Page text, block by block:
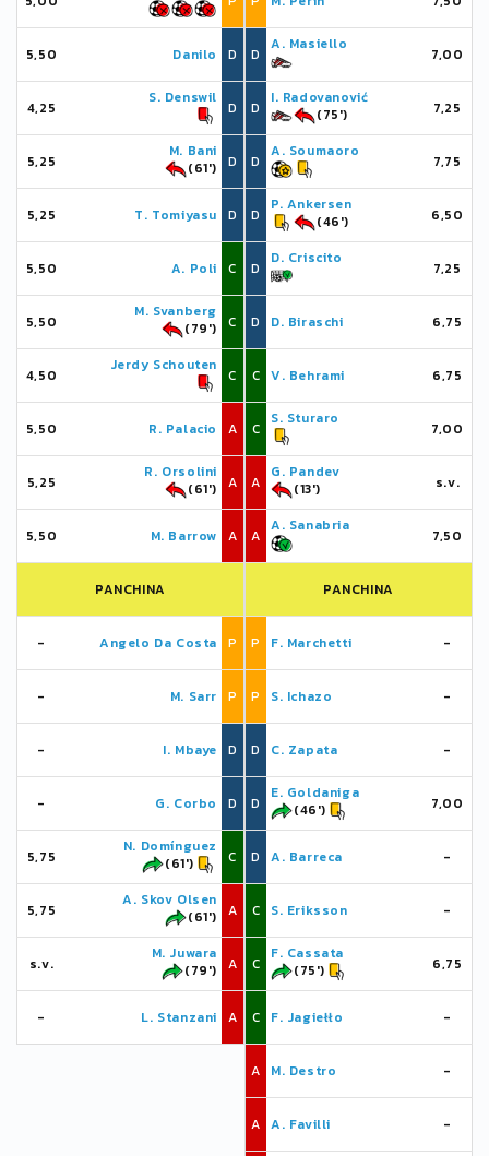
5,50 Danilo D
4,25
S. Denswil
D
5,25
M. Bani
(61')
D
5,25 T. Tomiyasu D
5,50 A. Poli C
5,50
M. Svanberg
(79')
C
4,50
Jerdy Schouten
C
5,50 R. Palacio A
5,25
R. Orsolini
(61')
A
5,50 M. Barrow A
PANCHINA
- Angelo Da Costa P
- M. Sarr P
- I. Mbaye D
- G. Corbo D
5,75
N. Domínguez
(61')
C
5,75
A. Skov Olsen
(61')
A
s.v.
M. Juwara
(79')
A
- L. Stanzani A
D
A. Masiello
7,00
D
I. Radovanović
(75')
7,25
D
A. Soumaoro
7,75
D
P. Ankersen
(46')
6,50
D
D. Criscito
7,25
D D. Biraschi 6,75
C V. Behrami 6,75
C
S. Sturaro
7,00
A
G. Pandev
(13')
s.v.
A
A. Sanabria
7,50
PANCHINA
P F. Marchetti -
P S. Ichazo -
D C. Zapata -
D
E. Goldaniga
(46')
7,00
D A. Barreca -
C S. Eriksson -
C
F. Cassata
(75')
6,75
C F. Jagiełło -
A M. Destro -
A A. Favilli -